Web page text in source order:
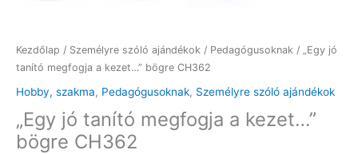
Kezdőlap / Személyre szóló ajándékok / Pedagógusoknak / „Egy jó
tanító megfogja a kezet…” bögre CH362
Hobby, szakma, Pedagógusoknak, Személyre szóló ajándékok
„Egy jó tanító megfogja a kezet…”
bögre CH362